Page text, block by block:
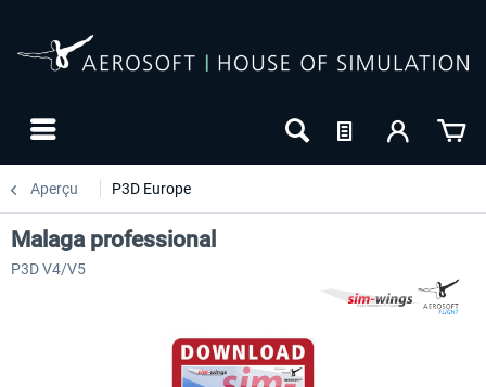
Aperçu P3D Europe
Malaga professional
P3D V4/V5